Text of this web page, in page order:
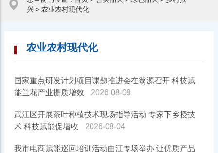
兴> 农业农村现代化
农业农村现代化
国家重点研发计划项目课题推进会在翁源召开 科技赋
能兰花产业提质增效
2026-08-08
武江区开展茶叶种植技术现场指导活动 专家下乡授技
术 科技赋能促增收
2026-08-04
我市电商赋能巡回培训活动曲江专场举办 让优质产品